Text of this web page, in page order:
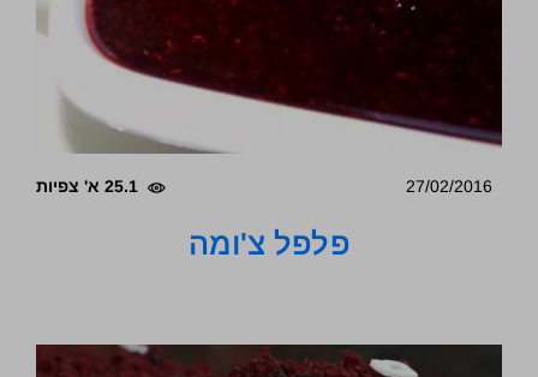
27/02/2016 25.1 א' צפיות
פלפל צ'ומה